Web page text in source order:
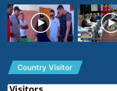
Country Visitor